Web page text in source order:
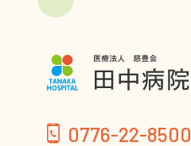
0776-22-8500